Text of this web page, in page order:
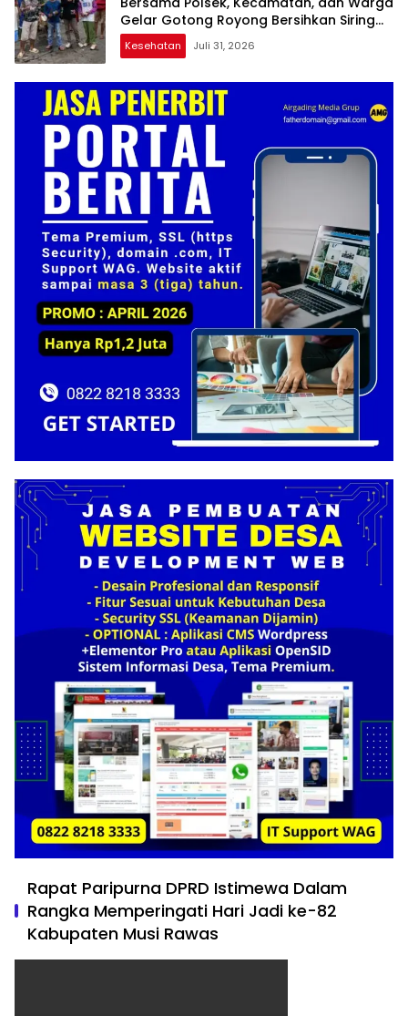
Gelar Gotong Royong Bersihkan Siring
Agung
Kesehatan Juli 31, 2026
Rapat Paripurna DPRD Istimewa Dalam
Rangka Memperingati Hari Jadi ke-82
Kabupaten Musi Rawas